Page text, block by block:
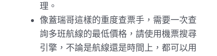
理。
像蓋瑞哥這樣的重度查票手，需要一次查
詢多班航線的最低價格，請使用機票搜尋
引擎，不論是航線還是時間上，都可以用